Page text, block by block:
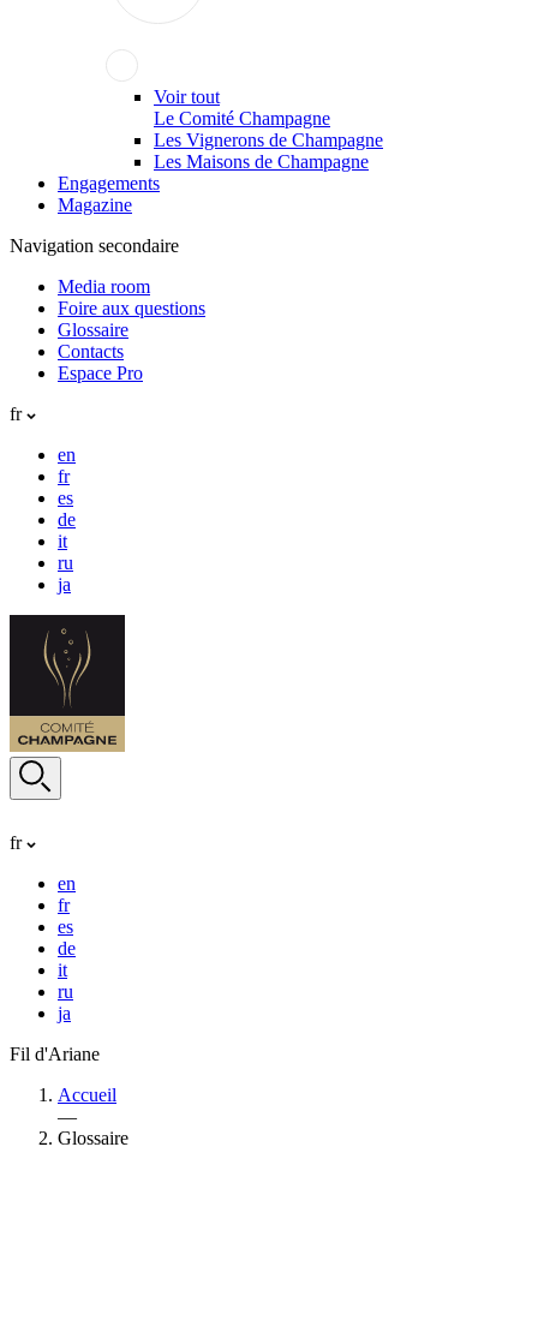
Voir tout
Le Comité Champagne
Les Vignerons de Champagne
Les Maisons de Champagne
Engagements
Magazine
Navigation secondaire
Media room
Foire aux questions
Glossaire
Contacts
Espace Pro
fr
en
fr
es
de
it
ru
ja
fr
en
fr
es
de
it
ru
ja
Fil d'Ariane
Accueil
—
Glossaire